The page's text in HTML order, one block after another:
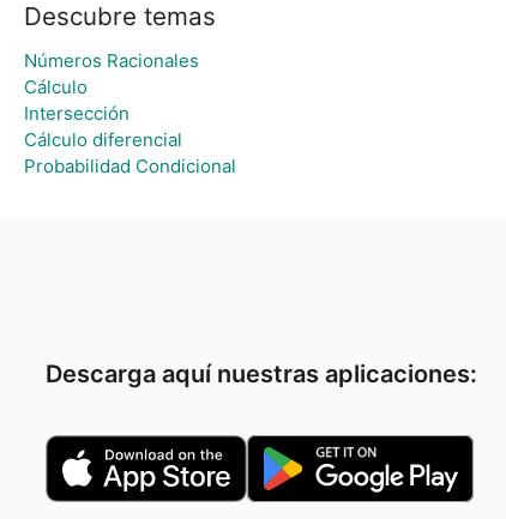
Descubre temas
Números Racionales
Cálculo
Intersección
Cálculo diferencial
Probabilidad Condicional
Descarga aquí nuestras aplicaciones: